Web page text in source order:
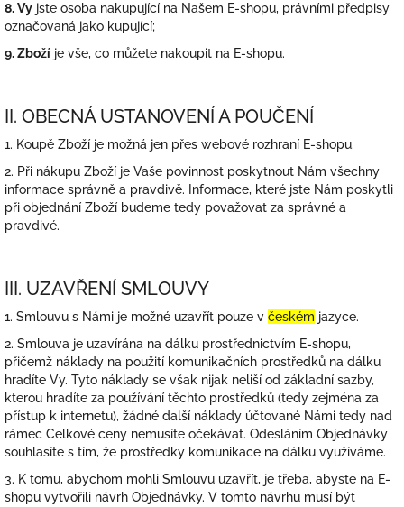
8. Vy jste osoba nakupující na Našem E-shopu, právními předpisy
označovaná jako kupující;
9. Zboží je vše, co můžete nakoupit na E-shopu.
II. OBECNÁ USTANOVENÍ A POUČENÍ
1. Koupě Zboží je možná jen přes webové rozhraní E-shopu.
2. Při nákupu Zboží je Vaše povinnost poskytnout Nám všechny
informace správně a pravdivě. Informace, které jste Nám poskytli
při objednání Zboží budeme tedy považovat za správné a
pravdivé.
III. UZAVŘENÍ SMLOUVY
1. Smlouvu s Námi je možné uzavřít pouze v českém jazyce.
2. Smlouva je uzavírána na dálku prostřednictvím E-shopu,
přičemž náklady na použití komunikačních prostředků na dálku
hradíte Vy. Tyto náklady se však nijak neliší od základní sazby,
kterou hradíte za používání těchto prostředků (tedy zejména za
přístup k internetu), žádné další náklady účtované Námi tedy nad
rámec Celkové ceny nemusíte očekávat. Odesláním Objednávky
souhlasíte s tím, že prostředky komunikace na dálku využíváme.
3. K tomu, abychom mohli Smlouvu uzavřít, je třeba, abyste na E-
shopu vytvořili návrh Objednávky. V tomto návrhu musí být